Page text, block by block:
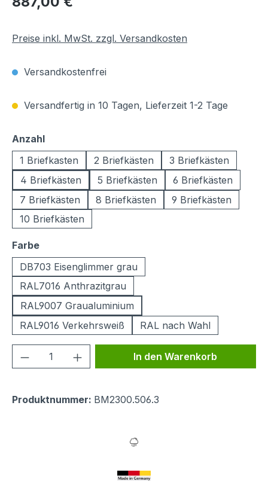
Preise inkl. MwSt. zzgl. Versandkosten
Versandkostenfrei
Versandfertig in 10 Tagen, Lieferzeit 1-2 Tage
Anzahlauswählen
1 Briefkasten
2 Briefkästen
3 Briefkästen
4 Briefkästen
5 Briefkästen
6 Briefkästen
7 Briefkästen
8 Briefkästen
9 Briefkästen
10 Briefkästen
Farbeauswählen
DB703 Eisenglimmer grau
RAL7016 Anthrazitgrau
RAL9007 Graualuminium
RAL9016 Verkehrsweiß
RAL nach Wahl
Produkt Anzahl: Gib denIn den Warenkorb
Produktnummer: BM2300.506.3